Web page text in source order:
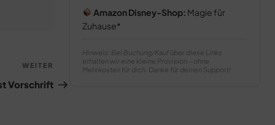
Nächster
Beitrag
WEITER
Vorschrift
Amazon Disney-Shop: Magie für
Zuhause
Hinweis: Bei Buchung/Kauf über diese Links
erhalten wir eine kleine Provision – ohne
Mehrkosten für dich. Danke für deinen Support!